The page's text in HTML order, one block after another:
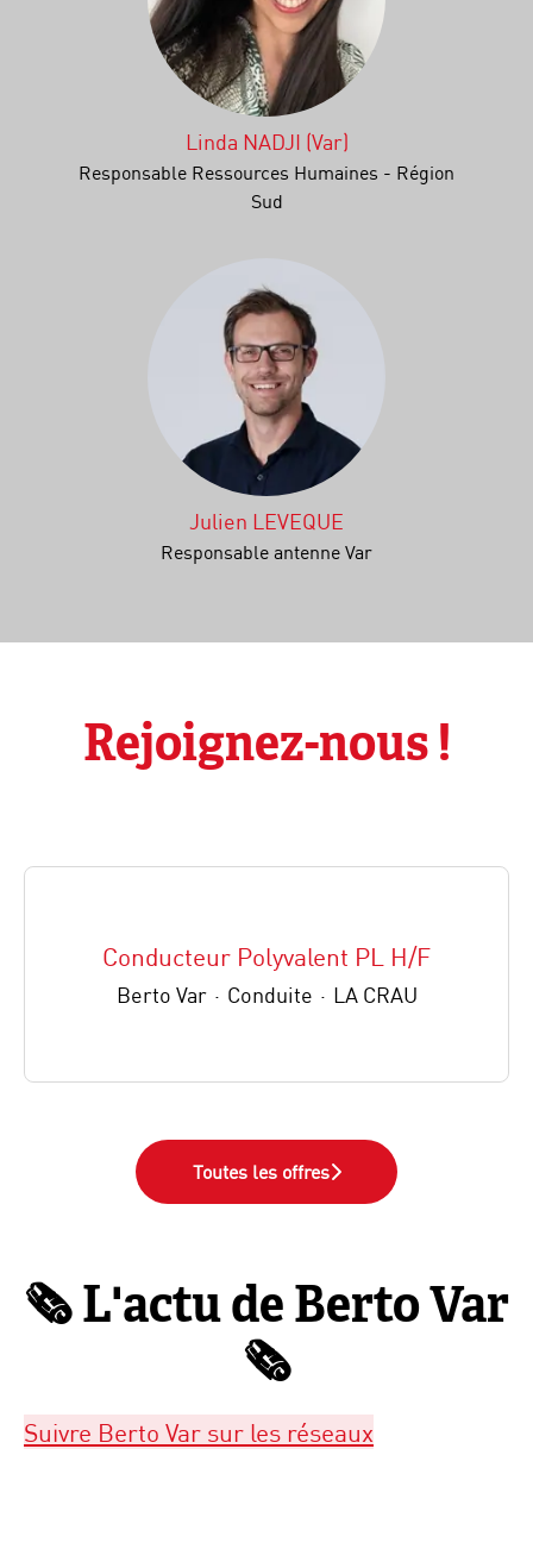
Linda NADJI (Var)
Responsable Ressources Humaines - Région
Sud
Julien LEVEQUE
Responsable antenne Var
Rejoignez-nous !
Conducteur Polyvalent PL H/F
Berto Var · Conduite · LA CRAU
Toutes les offres
🗞️ L'actu de Berto Var
🗞️
Suivre Berto Var sur les réseaux